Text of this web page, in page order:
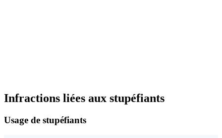
Infractions liées aux stupéfiants
Usage de stupéfiants